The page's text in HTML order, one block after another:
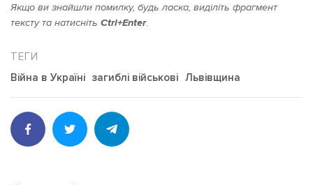
Якщо ви знайшли помилку, будь ласка, виділіть фрагмент
тексту та натисніть Ctrl+Enter.
Війна в Україні загиблі військові Львівщина